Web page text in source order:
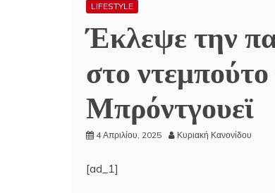
LIFESTYLE
Έκλεψε την
στο
Μπρόντγουεϊ
4 Απριλίου, 2025 Κυριακή Κανονίδου
[ad_1]